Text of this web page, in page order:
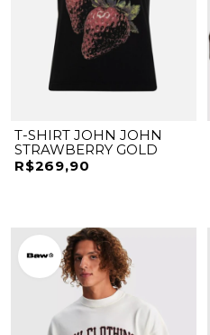
T-SHIRT JOHN JOHN
STRAWBERRY GOLD
R$269,90